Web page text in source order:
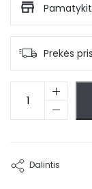
Prekės
produkto
kiekis:
SolanDalintis